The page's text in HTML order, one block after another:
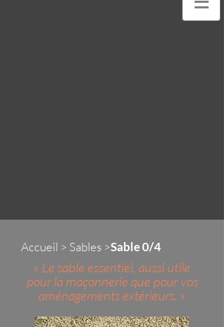
Accueil > Sables >Sable 0/4
« Le sable essentiel, aussi utile
pour la maçonnerie que pour vos
aménagements extérieurs. »